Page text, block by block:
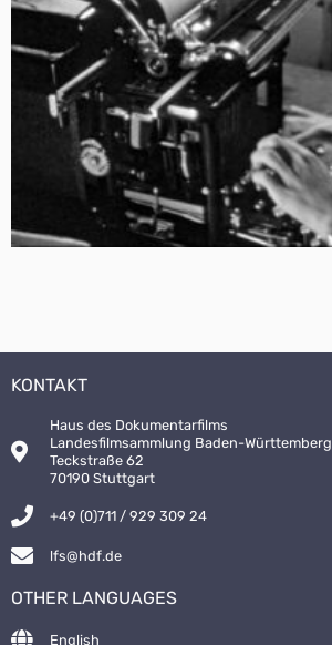
KONTAKT
Haus des Dokumentarfilms
Landesfilmsammlung Baden-Württemberg
Teckstraße 62
70190 Stuttgart
+49 (0)711 / 929 309 24
lfs@hdf.de
OTHER LANGUAGES
English